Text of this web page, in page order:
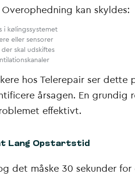
kan skyldes:
i kølingssystemet
eller sensorer
der skal udskiftes
hos Telerepair ser
årsagen. En grundig
effektivt.
Lang Opstartstid
det måske 30 sekunder